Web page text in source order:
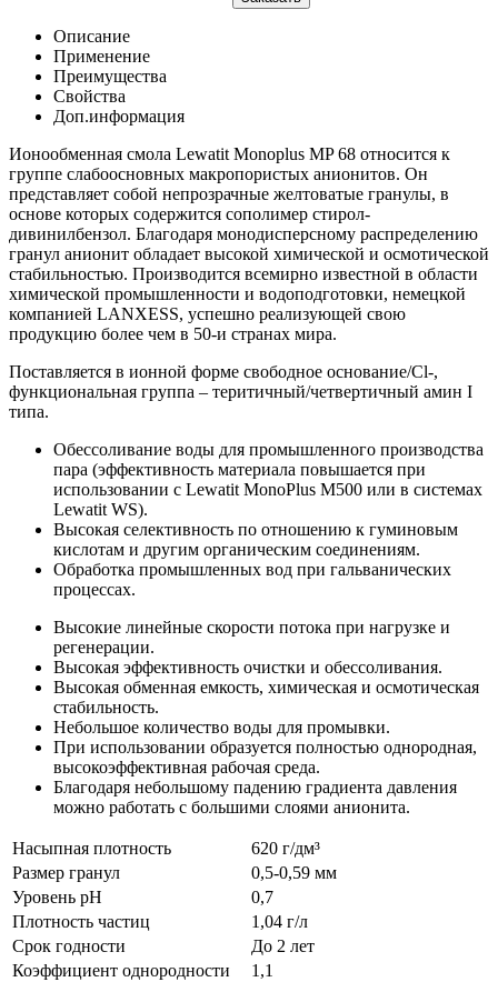
Описание
Применение
Преимущества
Свойства
Доп.информация
Ионообменная смола Lewatit Monoplus MP 68 относится к
группе слабоосновных макропористых анионитов. Он
представляет собой непрозрачные желтоватые гранулы, в
основе которых содержится сополимер стирол-
дивинилбензол. Благодаря монодисперсному распределению
гранул анионит обладает высокой химической и осмотической
стабильностью. Производится всемирно известной в области
химической промышленности и водоподготовки, немецкой
компанией LANXESS, успешно реализующей свою
продукцию более чем в 50-и странах мира.
Поставляется в ионной форме свободное основание/Сl-,
функциональная группа – теритичный/четвертичный амин I
типа.
Обессоливание воды для промышленного производства
пара (эффективность материала повышается при
использовании с Lewatit MonoРlus M500 или в системах
Lewatit WS).
Высокая селективность по отношению к гуминовым
кислотам и другим органическим соединениям.
Обработка промышленных вод при гальванических
процессах.
Высокие линейные скорости потока при нагрузке и
регенерации.
Высокая эффективность очистки и обессоливания.
Высокая обменная емкость, химическая и оcмотическая
стабильность.
Небольшое количество воды для промывки.
При использовании образуется полностью однородная,
высокоэффективная рабочая среда.
Благодаря небольшому падению градиента давления
можно работать с большими слоями анионита.
Насыпная плотность
620 г/дм³
Размер гранул
0,5-0,59 мм
Уровень рН
0,7
Плотность частиц
1,04 г/л
Срок годности
До 2 лет
Коэффициент однородности
1,1